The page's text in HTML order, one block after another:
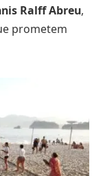
Ralff Abreu,
prometem